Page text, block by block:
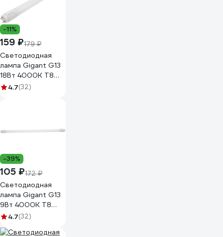
-11%
159 ₽179 ₽
Светодиодная
лампа Gigant G13
18Вт 4000К T8
1400Лм G-G13-18-
4.7(32)
-39%
105 ₽172 ₽
Светодиодная
лампа Gigant G13
9Вт 4000К T8
700Лм G-G13-9-
4.7(32)